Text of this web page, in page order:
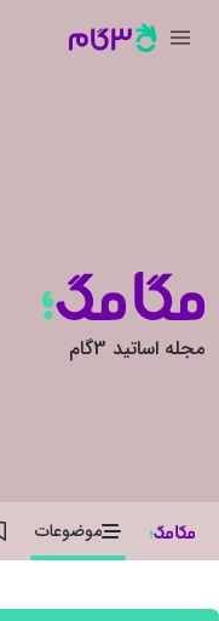
مجله اساتید 3گام
موضوعات